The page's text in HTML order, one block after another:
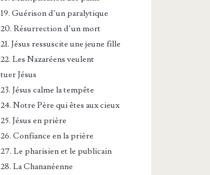
19. Guérison d’un paralytique
20. Résurrection d’un mort
21. Jésus ressuscite une jeune fille
22. Les Nazaréens veulent
tuer Jésus
23. Jésus calme la tempête
24. Notre Père qui êtes aux cieux
25. Jésus en prière
26. Confiance en la prière
27. Le pharisien et le publicain
28. La Chananéenne